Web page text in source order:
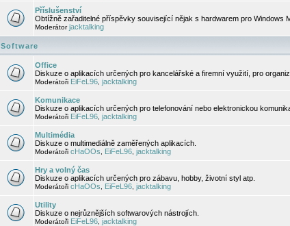
Příslušenství
Obtížně zařaditelné příspěvky související nějak s hardwarem pro Windows
Moderátorjacktalking
Software
Office
Diskuze o aplikacích určených pro kancelářské a firemní využití, pro
Moderátoři EiFeL96 jacktalking
Komunikace
Diskuze o aplikacích určených pro telefonování nebo elektronickou
Moderátoři EiFeL96 jacktalking
Multimédia
Diskuze o multimediálně zaměřených aplikacích.
Moderátoři cHaOOs EiFeL96 jacktalking
Hry a volný čas
Diskuze o aplikacích určených pro zábavu, hobby, životní styl atp.
Moderátoři cHaOOs EiFeL96 jacktalking
Utility
Diskuze o nejrůznějších softwarových nástrojích.
Moderátoři EiFeL96 jacktalking